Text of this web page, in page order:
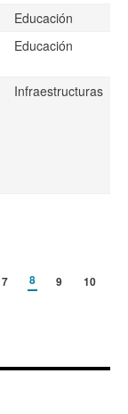
Educación
Educación
Infraestructuras
7 8 9
10